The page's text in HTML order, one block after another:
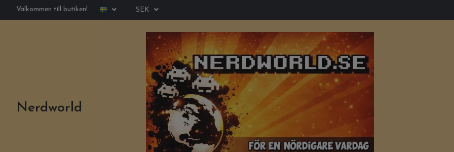
Välkommen till butiken! SEK
Nerdworld